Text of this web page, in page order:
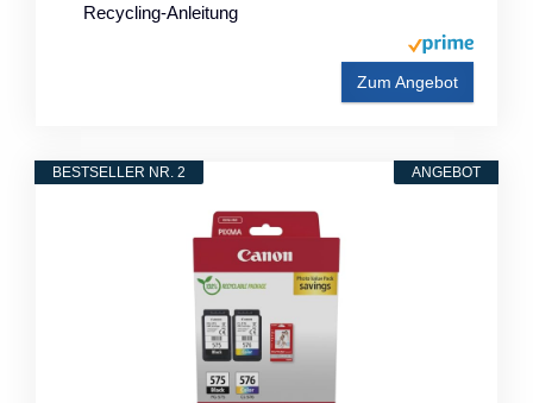
Recycling-Anleitung
Zum Angebot
ANGEBOT
BESTSELLER NR. 2